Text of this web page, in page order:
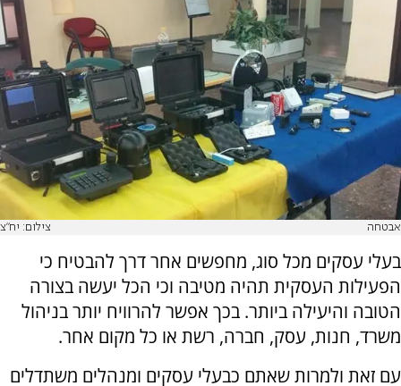
אבטחה צילום: יח"צ
בעלי עסקים מכל סוג, מחפשים אחר דרך להבטיח כי
הפעילות העסקית תהיה מטיבה וכי הכל יעשה בצורה
הטובה והיעילה ביותר. בכך אפשר להרוויח יותר בניהול
משרד, חנות, עסק, חברה, רשת או כל מקום אחר.
עם זאת ולמרות שאתם כבעלי עסקים ומנהלים משתדלים